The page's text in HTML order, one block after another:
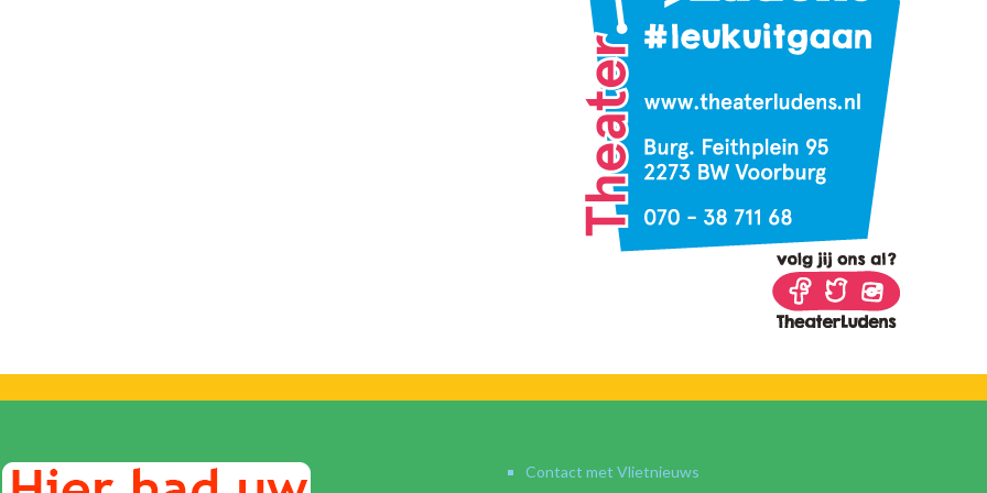
Contact met Vlietnieuws